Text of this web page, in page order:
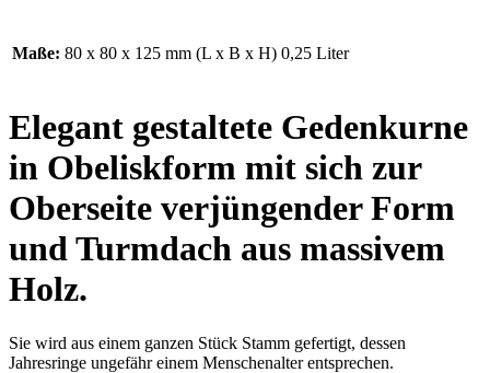
Maße: 80 x 80 x 125 mm (L x B x H) 0,25 Liter
Elegant gestaltete Gedenkurne
in Obeliskform mit sich zur
Oberseite verjüngender Form
und Turmdach aus massivem
Holz.
Sie wird aus einem ganzen Stück Stamm gefertigt, dessen
Jahresringe ungefähr einem Menschenalter entsprechen.